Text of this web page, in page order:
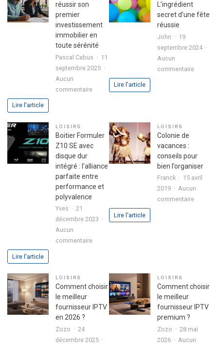
lettre
de
motivation
avec
chicken
réussir son
premier
investissement
immobilier en
toute sérénité
Pascal Cabus
11
septembre 2025
Aucun
commentairesur
réussir
son
premier
investissement
immobilier
en
toute
Lire l'article
L’ingrédient
secret d’une fête
réussie
John
19
septembre 2024
Aucun
commentairesur
Lire l'article
LOISIRS
Boitier Formuler
Z10 SE avec
disque dur
intégré : l’alliance
parfaite entre
performance et
polyvalence
Yves
21
décembre 2023
Aucun
commentairesur
SE
disque
:
Lire l'article
LOISIRS
Colonie de
vacances :
conseils pour
bien l’organiser
Franck
15 avril
2019
Aucun
commentairesur
Lire l'article
LOISIRS
Comment choisir
le meilleur
fournisseur IPTV
en 2026 ?
Zozo
24
décembre 2025
LOISIRS
Comment choisir
le meilleur
fournisseur IPTV
premium ?
Zozo
28 mai
2026
Aucun